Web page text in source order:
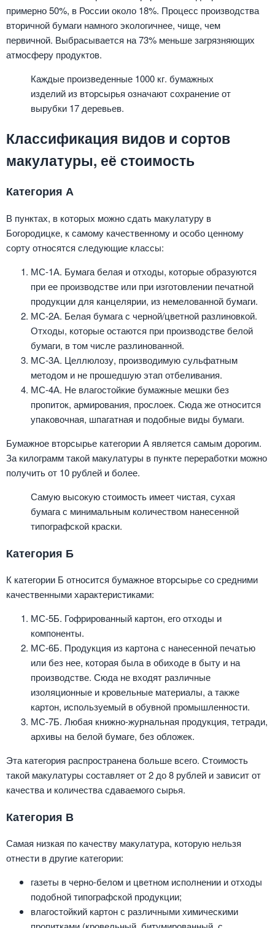
примерно 50%, в России около 18%. Процесс производства
вторичной бумаги намного экологичнее, чище, чем
первичной. Выбрасывается на 73% меньше загрязняющих
атмосферу продуктов.
Каждые произведенные 1000 кг. бумажных
изделий из вторсырья означают сохранение от
вырубки 17 деревьев.
Классификация видов и сортов
макулатуры, её стоимость
Категория А
В пунктах, в которых можно сдать макулатуру в
Богородицке, к самому качественному и особо ценному
сорту относятся следующие классы:
МС-1А. Бумага белая и отходы, которые образуются
при ее производстве или при изготовлении печатной
продукции для канцелярии, из немелованной бумаги.
МС-2А. Белая бумага с черной/цветной разлиновкой.
Отходы, которые остаются при производстве белой
бумаги, в том числе разлинованной.
МС-3А. Целлюлозу, производимую сульфатным
методом и не прошедшую этап отбеливания.
МС-4А. Не влагостойкие бумажные мешки без
пропиток, армирования, прослоек. Сюда же относится
упаковочная, шпагатная и подобные виды бумаги.
Бумажное вторсырье категории А является самым дорогим.
За килограмм такой макулатуры в пункте переработки можно
получить от 10 рублей и более.
Самую высокую стоимость имеет чистая, сухая
бумага с минимальным количеством нанесенной
типографской краски.
Категория Б
К категории Б относится бумажное вторсырье со средними
качественными характеристиками:
МС-5Б. Гофрированный картон, его отходы и
компоненты.
МС-6Б. Продукция из картона с нанесенной печатью
или без нее, которая была в обиходе в быту и на
производстве. Сюда не входят различные
изоляционные и кровельные материалы, а также
картон, используемый в обувной промышленности.
МС-7Б. Любая книжно-журнальная продукция, тетради,
архивы на белой бумаге, без обложек.
Эта категория распространена больше всего. Стоимость
такой макулатуры составляет от 2 до 8 рублей и зависит от
качества и количества сдаваемого сырья.
Категория В
Самая низкая по качеству макулатура, которую нельзя
отнести в другие категории:
газеты в черно-белом и цветном исполнении и отходы
подобной типографской продукции;
влагостойкий картон с различными химическими